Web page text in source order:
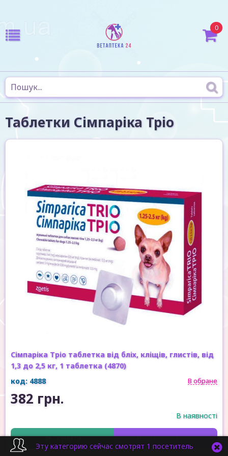
0
Таблетки Сімпаріка Тріо
Сімпаріка Тріо таблетка від бліх, кліщів, глистів, від
1,3 до 2,5 кг, 1 таблетка (4870)
код: 4888
В обране
382 грн.
В наявності
Купити Швидка покупка
Эту категорию сейчас смотрят 1 посетитель